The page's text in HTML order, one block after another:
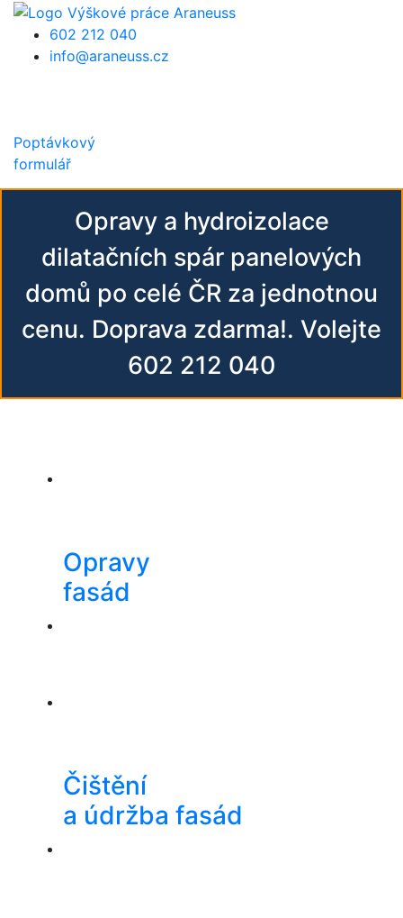
Přejít k hlavnímu obsahu
602 212 040
info@araneuss.cz
Poptávkový
formulář
Opravy a hydroizolace
dilatačních spár panelových
domů po celé ČR za jednotnou
cenu. Doprava zdarma!. Volejte
602 212 040
Opravy
fasád
Čištění
a údržba fasád